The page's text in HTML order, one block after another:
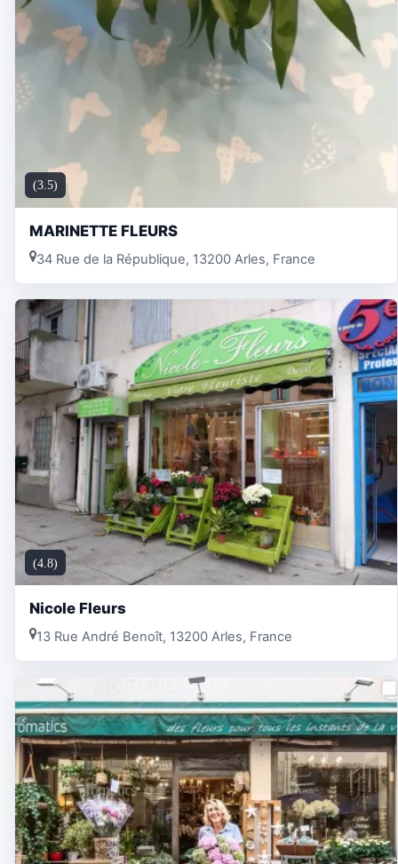
(3.5)
MARINETTE FLEURS
34 Rue de la République, 13200 Arles, France
(4.8)
Nicole Fleurs
13 Rue André Benoît, 13200 Arles, France